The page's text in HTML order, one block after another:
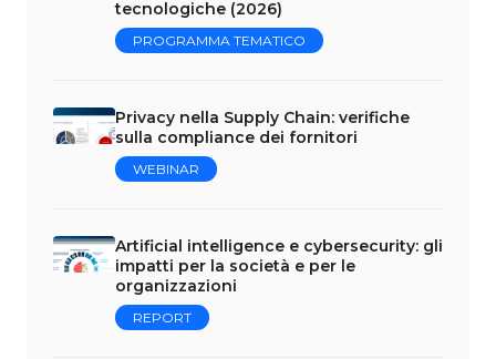
tecnologiche (2026)
PROGRAMMA TEMATICO
Privacy nella Supply Chain: verifiche
sulla compliance dei fornitori
WEBINAR
Artificial intelligence e cybersecurity: gli
impatti per la società e per le
organizzazioni
REPORT